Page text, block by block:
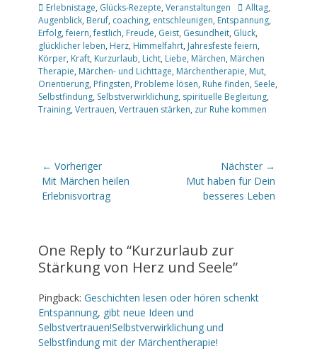
Kategorien
Erlebnistage, Glücks-Rezepte, Veranstaltungen Schlagworte
Alltag,
Augenblick, Beruf, coaching, entschleunigen, Entspannung,
Erfolg,feiern,festlich, Freude, Geist, Gesundheit, Glück,
glücklicher leben, Herz, Himmelfahrt, Jahresfeste feiern,
Körper, Kraft, Kurzurlaub, Licht, Liebe, Märchen, Märchen
Therapie, Märchen- und Lichttage, Märchentherapie, Mut,
Orientierung, Pfingsten, Probleme lösen, Ruhe finden, Seele,
Selbstfindung, Selbstverwirklichung, spirituelle Begleitung,
Training, Vertrauen, Vertrauen stärken, zur Ruhe kommen
Beitragsnavigation
← Vorheriger
Vorheriger
Beitrag:
Mit Märchen heilen
Erlebnisvortrag
Nächster →
NächsterMut haben für Dein
besseres Leben
One Reply to “Kurzurlaub zur
Stärkung von Herz und Seele”
Pingback: Geschichten lesen oder hören schenkt
Entspannung, gibt neue Ideen und
Selbstvertrauen!Selbstverwirklichung und
Selbstfindung mit der Märchentherapie!